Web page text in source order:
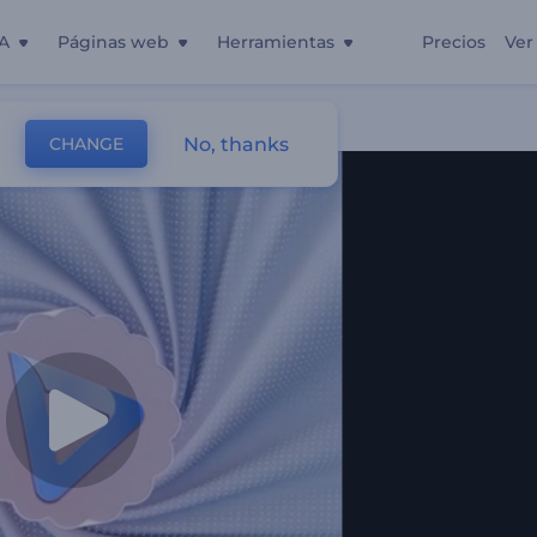
Páginas web Herramientas Precios Ver
CHANGE No, thanks